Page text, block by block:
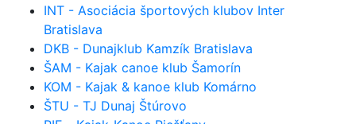
INT - Asociácia športových klubov Inter
Bratislava
DKB - Dunajklub Kamzík Bratislava
ŠAM - Kajak canoe klub Šamorín
KOM - Kajak & kanoe klub Komárno
ŠTU - TJ Dunaj Štúrovo